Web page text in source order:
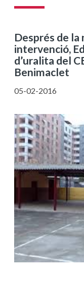
Després de la
intervenció,
d’uralita del
Benimaclet
05-02-2016